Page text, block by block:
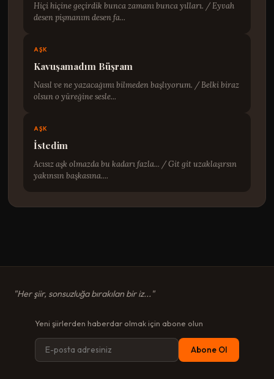
Hiçi hiçine geçirdik bunca zamanı bunca yılları. / Eyvah
desen pişmanım desen fa...
AŞK
Kavuşamadım Büşram
Nasıl ve ne yazacağımı bilmeden başlıyorum. / Belki biraz
olsun o yüreğine sesle...
AŞK
İstedim
Acısız aşk olmazda bu kadarı fazla... / Git git uzaklaşırsın
yakınsın başkasına....
"Her şiir, sonsuzluğa bırakılan bir iz..."
Yeni şiirlerden haberdar olmak için abone olun
Abone Ol